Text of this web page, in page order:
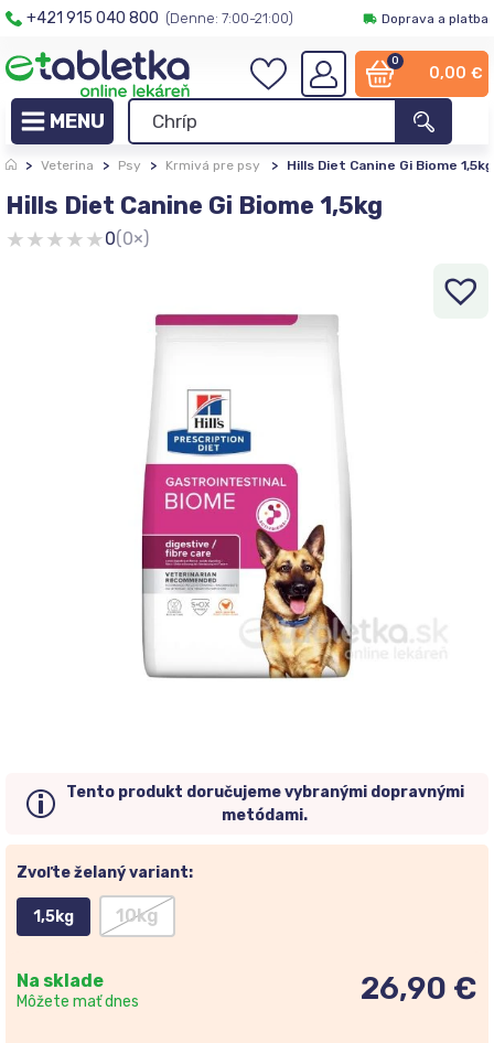
+421 915 040 800 (Denne: 7:00-21:00) Doprava a platba
0
0,00 €
> Veterina > Psy > Krmivá pre psy > Hills Diet Canine Gi Biome 1,5kg
Hills Diet Canine Gi Biome 1,5kg
★★★★★0(0×)
Tento produkt doručujeme vybranými dopravnými
metódami.
Zvoľte želaný variant:
1,5kg 10kg
Na sklade
Môžete mať dnes 26,90 €